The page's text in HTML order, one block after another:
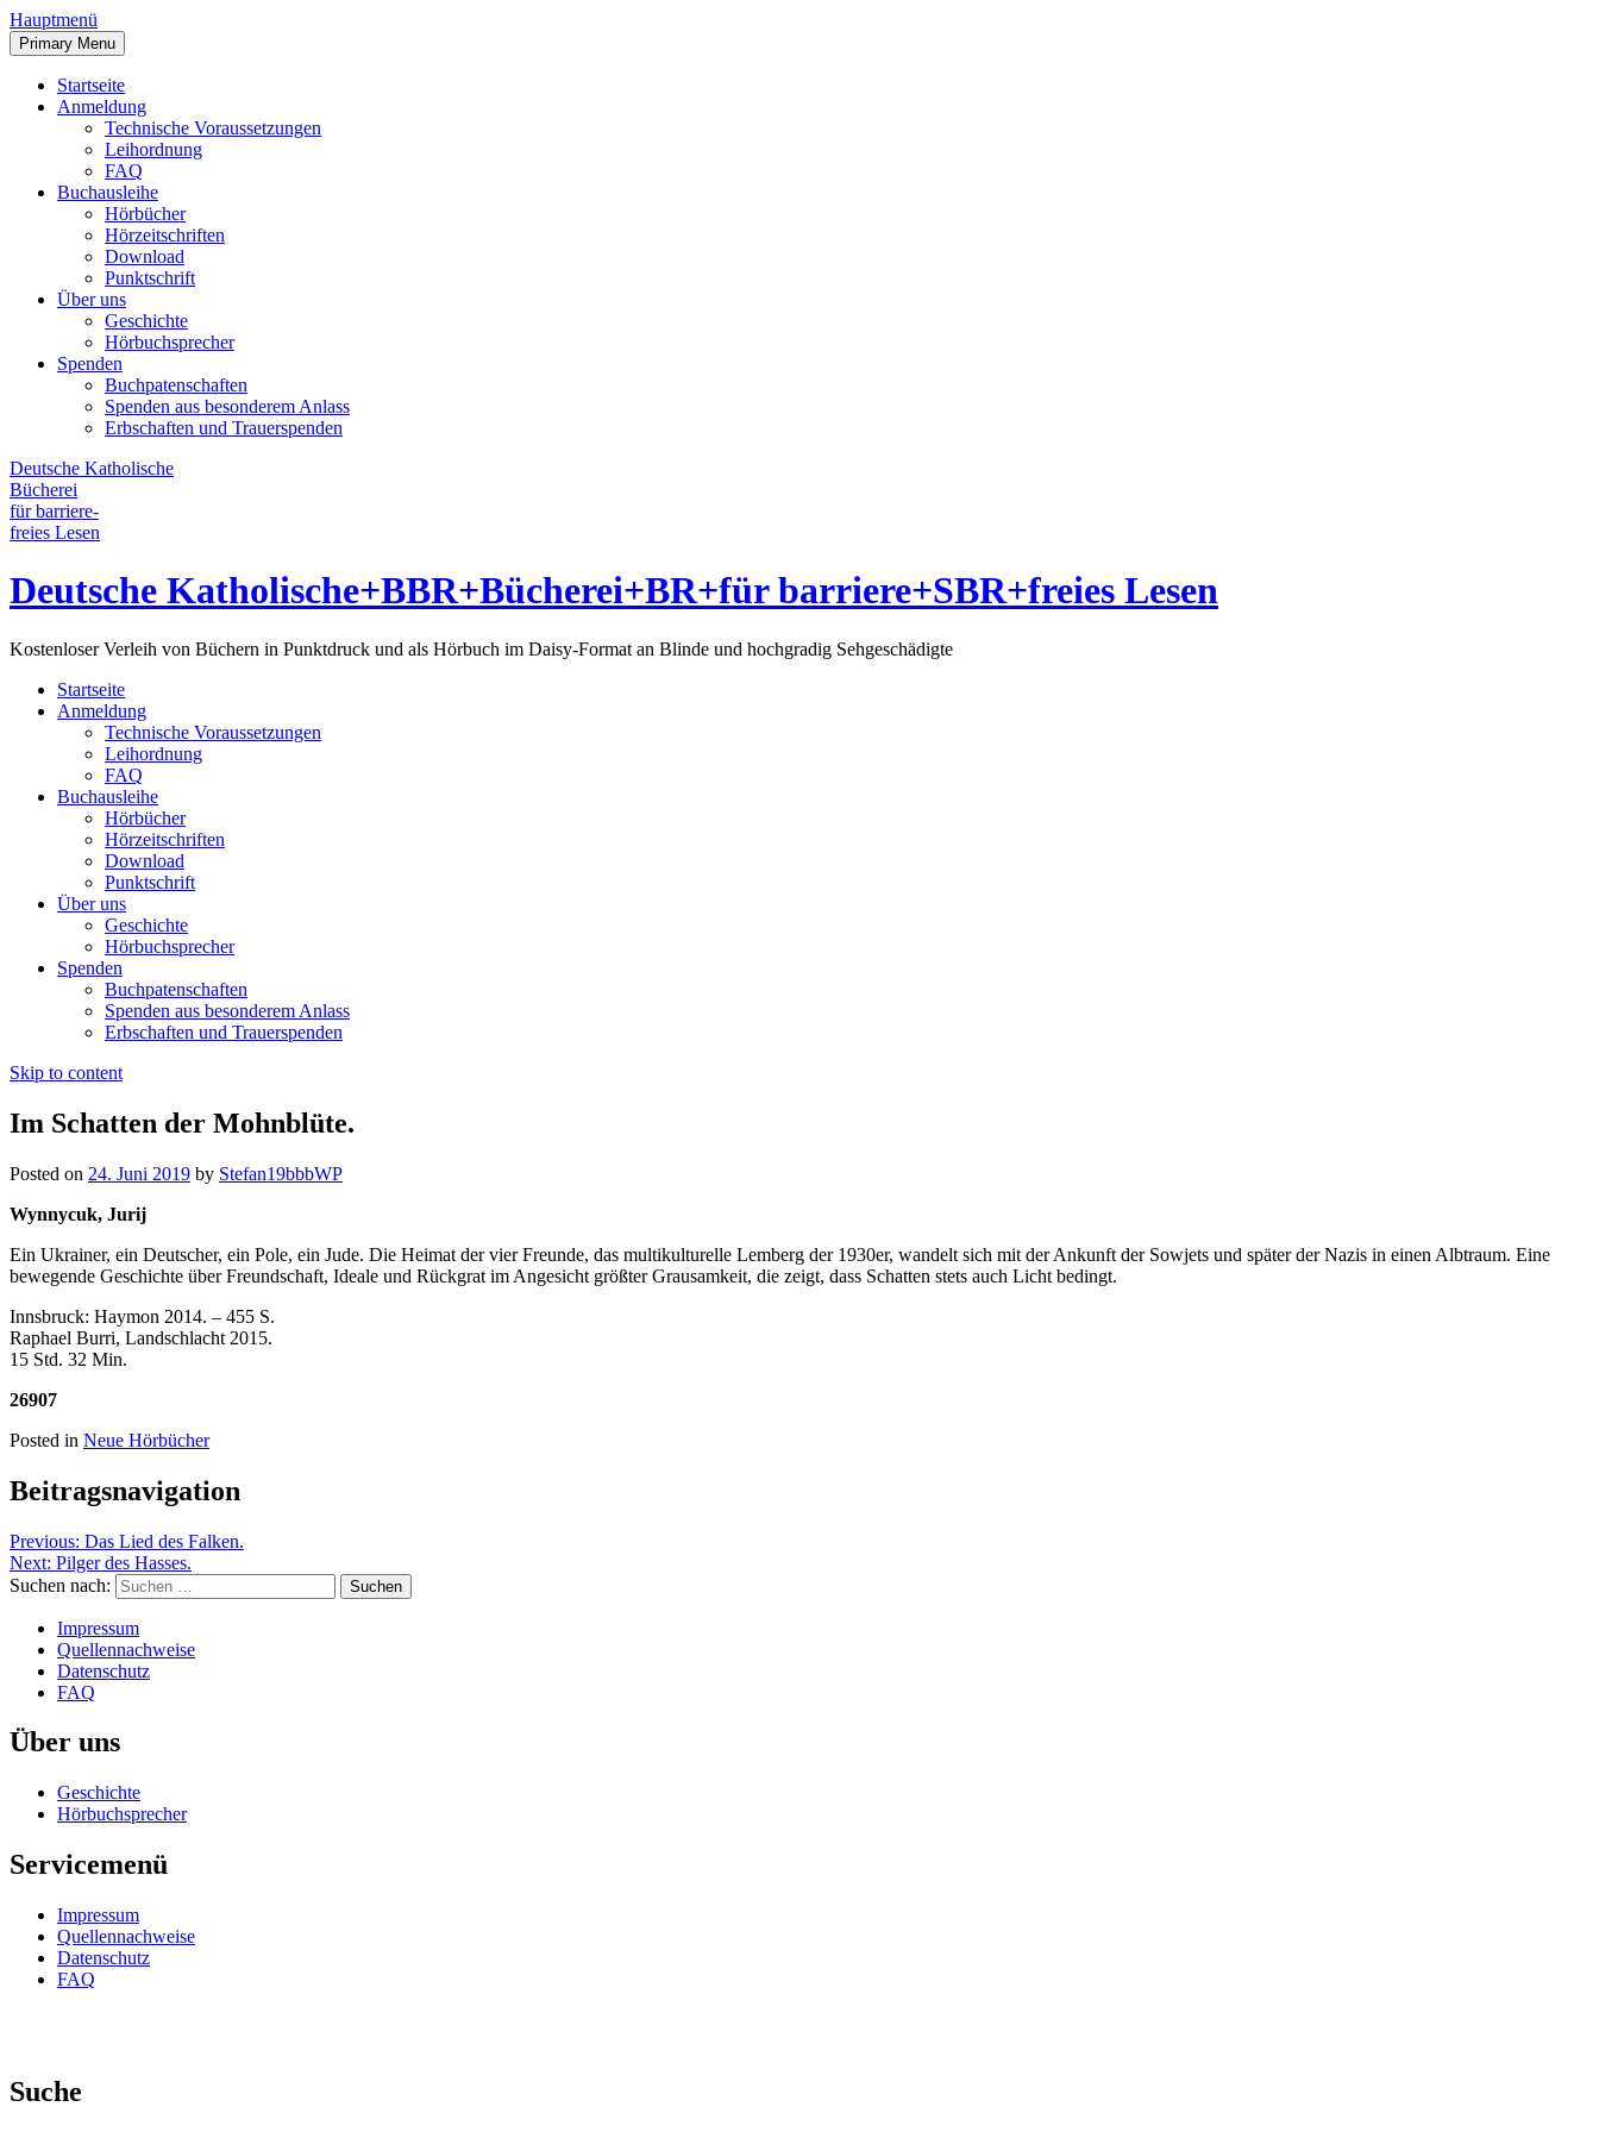
Hauptmenü
Primary Menu
Startseite
Anmeldung
Technische Voraussetzungen
Leihordnung
FAQ
Buchausleihe
Hörbücher
Hörzeitschriften
Download
Punktschrift
Über uns
Geschichte
Hörbuchsprecher
Spenden
Buchpatenschaften
Spenden aus besonderem Anlass
Erbschaften und Trauerspenden
Deutsche Katholische
Bücherei
für barriere-
freies Lesen
Deutsche Katholische+BBR+Bücherei+BR+für barriere+SBR+freies Lesen
Kostenloser Verleih von Büchern in Punktdruck und als Hörbuch im Daisy-Format an Blinde und hochgradig Sehgeschädigte
Startseite
Anmeldung
Technische Voraussetzungen
Leihordnung
FAQ
Buchausleihe
Hörbücher
Hörzeitschriften
Download
Punktschrift
Über uns
Geschichte
Hörbuchsprecher
Spenden
Buchpatenschaften
Spenden aus besonderem Anlass
Erbschaften und Trauerspenden
Skip to content
Im Schatten der Mohnblüte.
Posted on 24. Juni 2019 by Stefan19bbbWP
Wynnycuk, Jurij
Ein Ukrainer, ein Deutscher, ein Pole, ein Jude. Die Heimat der vier Freunde, das multikulturelle Lemberg der 1930er, wandelt sich mit der Ankunft der Sowjets und später der Nazis in einen Albtraum. Eine
bewegende Geschichte über Freundschaft, Ideale und Rückgrat im Angesicht größter Grausamkeit, die zeigt, dass Schatten stets auch Licht bedingt.
Innsbruck: Haymon 2014. – 455 S.
Raphael Burri, Landschlacht 2015.
15 Std. 32 Min.
26907
Posted in Neue Hörbücher
Beitragsnavigation
Previous: Das Lied des Falken.
Next: Pilger des Hasses.
Suchen nach:
Impressum
Quellennachweise
Datenschutz
FAQ
Über uns
Geschichte
Hörbuchsprecher
Servicemenü
Impressum
Quellennachweise
Datenschutz
FAQ
Suche